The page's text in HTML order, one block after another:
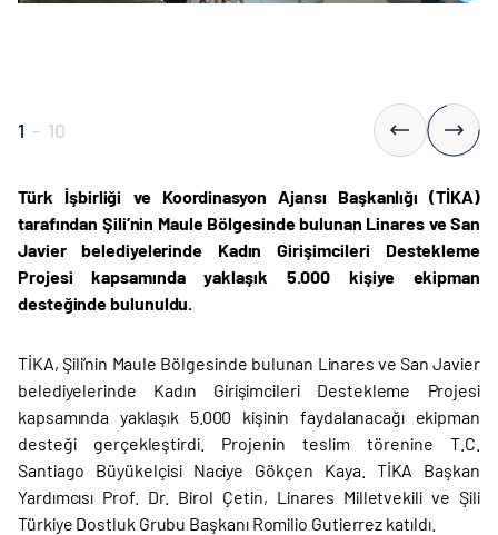
1 - 10
Türk İşbirliği ve Koordinasyon Ajansı Başkanlığı (TİKA)
tarafından Şili’nin Maule Bölgesinde bulunan Linares ve San
Javier belediyelerinde Kadın Girişimcileri Destekleme
Projesi kapsamında yaklaşık 5.000 kişiye ekipman
desteğinde bulunuldu.
TİKA, Şili’nin Maule Bölgesinde bulunan Linares ve San Javier
belediyelerinde Kadın Girişimcileri Destekleme Projesi
kapsamında yaklaşık 5.000 kişinin faydalanacağı ekipman
desteği gerçekleştirdi. Projenin teslim törenine T.C.
Santiago Büyükelçisi Naciye Gökçen Kaya. TİKA Başkan
Yardımcısı Prof. Dr. Birol Çetin, Linares Milletvekili ve Şili
Türkiye Dostluk Grubu Başkanı Romilio Gutierrez katıldı.